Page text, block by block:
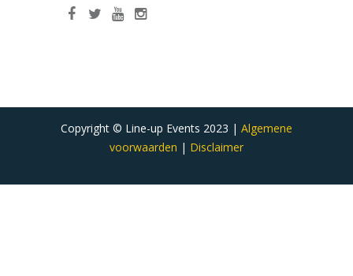
Copyright © Line-up Events 2023 | Algemene
voorwaarden | Disclaimer